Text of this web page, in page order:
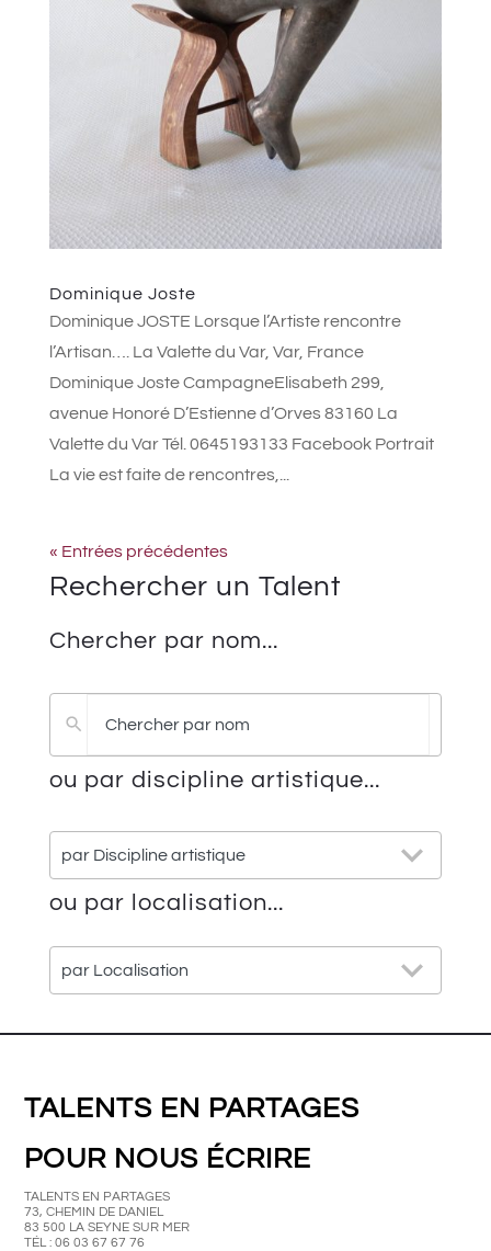
Dominique Joste
Dominique JOSTE Lorsque l’Artiste rencontre
l’Artisan…. La Valette du Var, Var, France
Dominique Joste CampagneElisabeth 299,
avenue Honoré D’Estienne d’Orves 83160 La
Valette du Var Tél. 0645193133 Facebook Portrait
La vie est faite de rencontres,...
« Entrées précédentes
Rechercher un Talent
Chercher par nom...
Pas
ou par discipline artistique...
par Discipline artistique
25
results
available
ou par localisation...
par Localisation
results
available
TALENTS EN PARTAGES
POUR NOUS ÉCRIRE
TALENTS EN PARTAGES
73, CHEMIN DE DANIEL
83 500 LA SEYNE SUR MER
TÉL : 06 03 67 67 76